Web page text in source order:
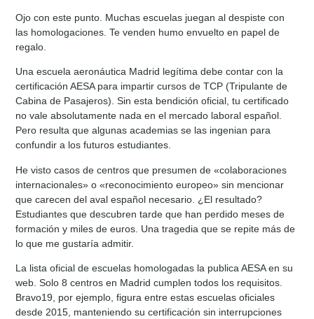
Ojo con este punto. Muchas escuelas juegan al despiste con
las homologaciones. Te venden humo envuelto en papel de
regalo.
Una escuela aeronáutica Madrid legítima debe contar con la
certificación AESA para impartir cursos de TCP (Tripulante de
Cabina de Pasajeros). Sin esta bendición oficial, tu certificado
no vale absolutamente nada en el mercado laboral español.
Pero resulta que algunas academias se las ingenian para
confundir a los futuros estudiantes.
He visto casos de centros que presumen de «colaboraciones
internacionales» o «reconocimiento europeo» sin mencionar
que carecen del aval español necesario. ¿El resultado?
Estudiantes que descubren tarde que han perdido meses de
formación y miles de euros. Una tragedia que se repite más de
lo que me gustaría admitir.
La lista oficial de escuelas homologadas la publica AESA en su
web. Solo 8 centros en Madrid cumplen todos los requisitos.
Bravo19, por ejemplo, figura entre estas escuelas oficiales
desde 2015, manteniendo su certificación sin interrupciones